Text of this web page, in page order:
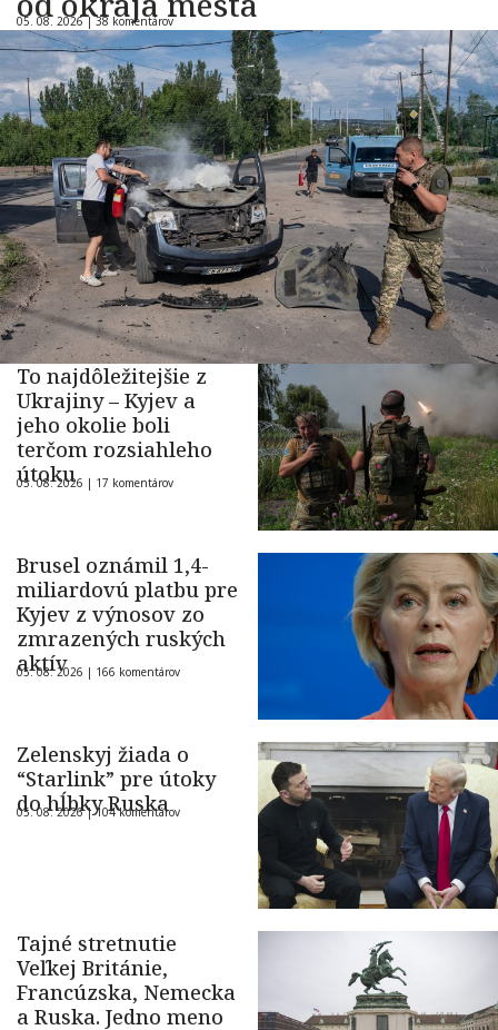
05. 08. 2026 |38 komentárov
To najdôležitejšie z
Ukrajiny – Kyjev a
jeho okolie boli
terčom rozsiahleho
útoku
05. 08. 2026 | 17 komentárov
Brusel oznámil 1,4-
miliardovú platbu pre
Kyjev z výnosov zo
zmrazených ruských
aktív
05. 08. 2026 | 166 komentárov
Zelenskyj žiada o
“Starlink” pre útoky
do hĺbky Ruska
05. 08. 2026 |104 komentárov
Tajné stretnutie
Veľkej Británie,
Francúzska, Nemecka
a Ruska. Jedno meno